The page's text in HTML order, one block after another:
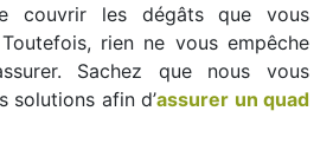
couvrir les dégâts que vous
rien ne vous empêche
Sachez que nous vous
solutions afin d’assurer un quad